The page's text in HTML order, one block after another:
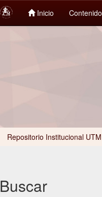
Inicio Contenido
Repositorio Institucional UTM
Buscar